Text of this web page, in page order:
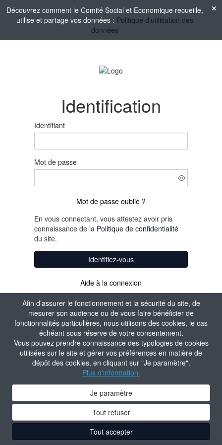
Afin d’assurer le fonctionnement et la sécurité du site, de
mesurer son audience ou de vous faire bénéficier de
fonctionnalités particulières, nous utilisons des cookies, le cas
échéant sous réserve de votre consentement.
Vous pouvez prendre connaissance des typologies de cookies
utilisées sur le site et gérer vos préférences en matière de
dépôt des cookies, en cliquant sur "Je paramètre".
Plus d'information.
Je paramètre
Tout refuser
Tout accepter
Découvrez comment le Comité Social et Economique recueille,
utilise et partage vos données : Politique d'utilisation des
données
Identification
Identifiant
Mot de passe
Mot de passe oublié ?
En vous connectant, vous attestez avoir pris
connaissance de la Politique de confidentialité
du site.
Identifiez-vous
Aide à la connexion